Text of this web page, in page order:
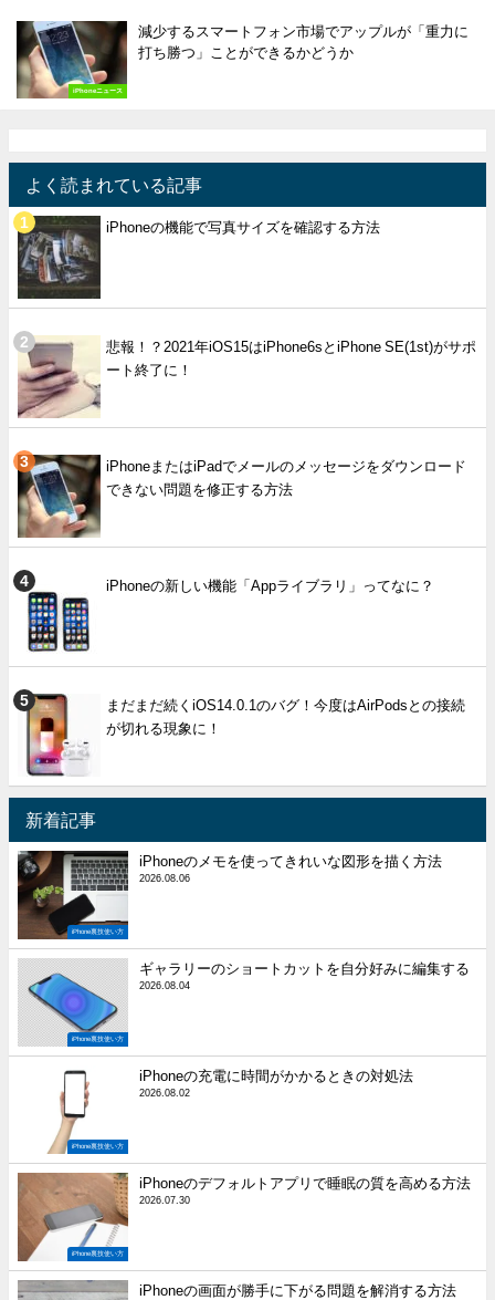
iPhoneニュース
減少するスマートフォン市場でアップルが「重力に
打ち勝つ」ことができるかどうか
よく読まれている記事
iPhoneの機能で写真サイズを確認する方法
悲報！？2021年iOS15はiPhone6sとiPhone SE(1st)がサポ
ート終了に！
iPhoneまたはiPadでメールのメッセージをダウンロード
できない問題を修正する方法
iPhoneの新しい機能「Appライブラリ」ってなに？
まだまだ続くiOS14.0.1のバグ！今度はAirPodsとの接続
が切れる現象に！
新着記事
iPhone裏技使い方
iPhoneのメモを使ってきれいな図形を描く方法
2026.08.06
iPhone裏技使い方
ギャラリーのショートカットを自分好みに編集する
2026.08.04
iPhone裏技使い方
iPhoneの充電に時間がかかるときの対処法
2026.08.02
iPhone裏技使い方
iPhoneのデフォルトアプリで睡眠の質を高める方法
2026.07.30
iPhoneの画面が勝手に下がる問題を解消する方法